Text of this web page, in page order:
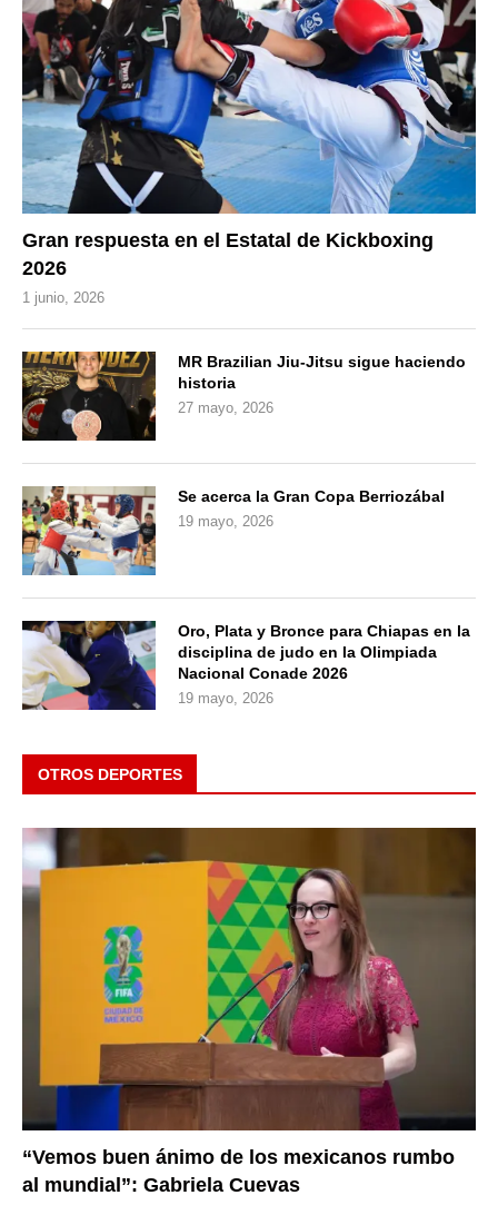
Gran respuesta en el Estatal de Kickboxing
2026
1 junio, 2026
MR Brazilian Jiu-Jitsu sigue haciendo
historia
27 mayo, 2026
Se acerca la Gran Copa Berriozábal
19 mayo, 2026
Oro, Plata y Bronce para Chiapas en la
disciplina de judo en la Olimpiada
Nacional Conade 2026
19 mayo, 2026
OTROS DEPORTES
“Vemos buen ánimo de los mexicanos rumbo
al mundial”: Gabriela Cuevas